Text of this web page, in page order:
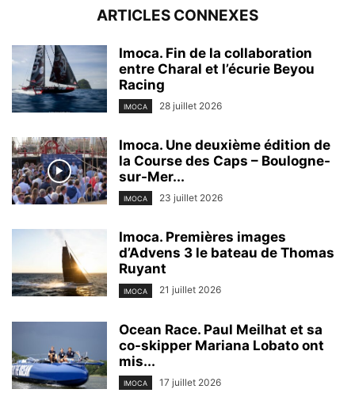
ARTICLES CONNEXES
Imoca. Fin de la collaboration
entre Charal et l’écurie Beyou
Racing
IMOCA 28 juillet 2026
Imoca. Une deuxième édition de
la Course des Caps – Boulogne-
sur-Mer...
IMOCA 23 juillet 2026
Imoca. Premières images
d’Advens 3 le bateau de Thomas
Ruyant
IMOCA 21 juillet 2026
Ocean Race. Paul Meilhat et sa
co-skipper Mariana Lobato ont
mis...
IMOCA 17 juillet 2026